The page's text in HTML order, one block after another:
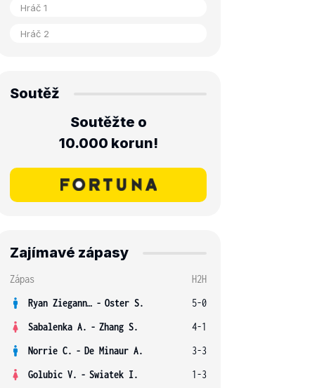
Soutěž
Soutěžte o
10.000 korun!
Zajímavé zápasy
Zápas
H2H
Ryan Ziegann S. - Oster S.
5-0
Sabalenka A. - Zhang S.
4-1
Norrie C. - De Minaur A.
3-3
Golubic V. - Swiatek I.
1-3